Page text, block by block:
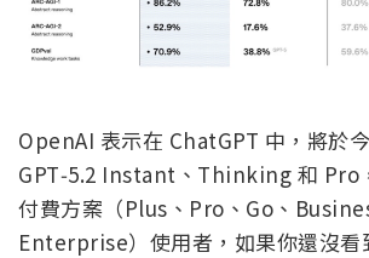
OpenAI 表示在 ChatGPT 中，將於
GPT‑5.2 Instant、Thinking 和 Pro
付費方案（Plus、Pro、Go、
Enterprise）使用者，如果你還沒看